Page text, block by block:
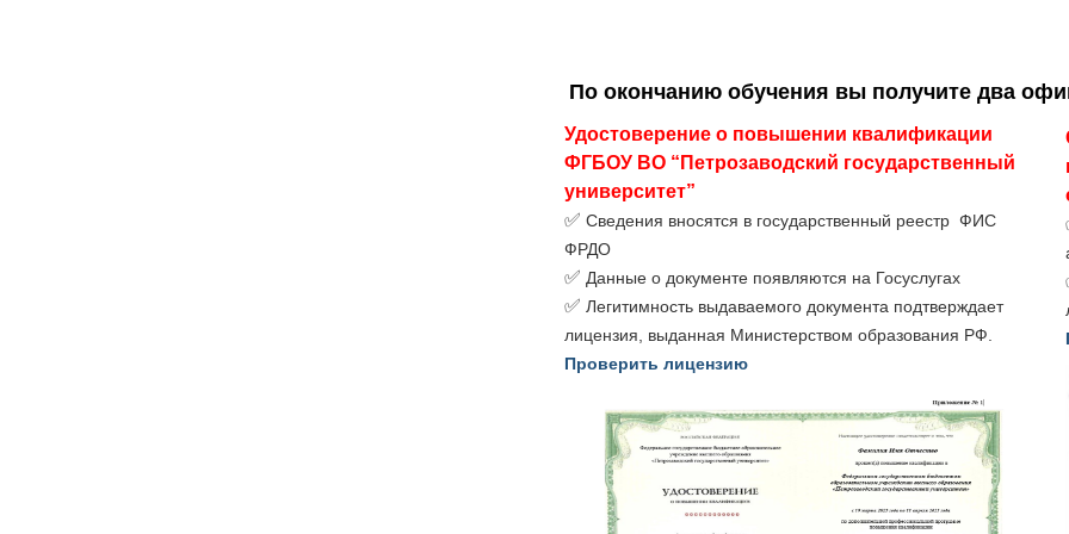
По окончанию обучения вы получите два
Удостоверение о повышении квалификации
ФГБОУ ВО “Петрозаводский государственный
университет”
✅ Сведения вносятся в государственный реестр ФИС
ФРДО
✅ Данные о документе появляются на Госуслугах
✅ Легитимность выдаваемого документа подтверждает
лицензия, выданная Министерством образования РФ.
Проверить лицензию